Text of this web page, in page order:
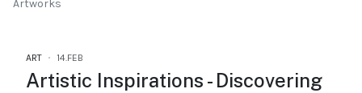
Artworks
ART 14.FEB
Artistic Inspirations - Discovering